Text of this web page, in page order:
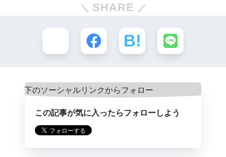
SHARE
この記事が気に入ったらフォローしよう